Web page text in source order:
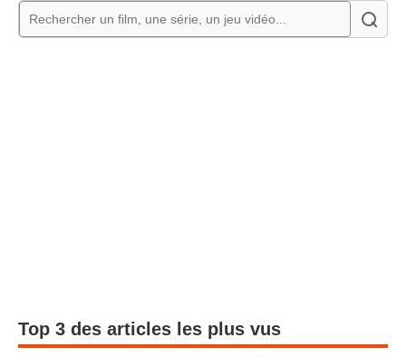
Top 3 des articles les plus vus